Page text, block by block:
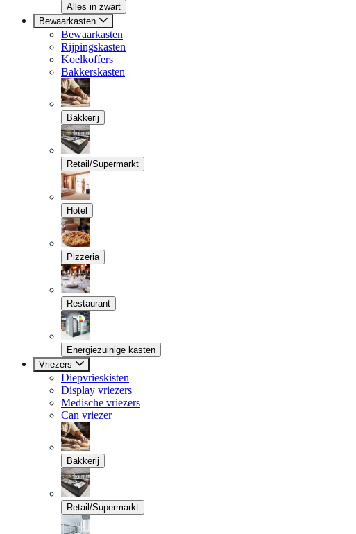
Alles in zwart
Bewaarkasten
Bewaarkasten
Rijpingskasten
Koelkoffers
Bakkerskasten
Bakkerij
Retail/Supermarkt
Hotel
Pizzeria
Restaurant
Energiezuinige kasten
Vriezers
Diepvrieskisten
Display vriezers
Medische vriezers
Can vriezer
Bakkerij
Retail/Supermarkt